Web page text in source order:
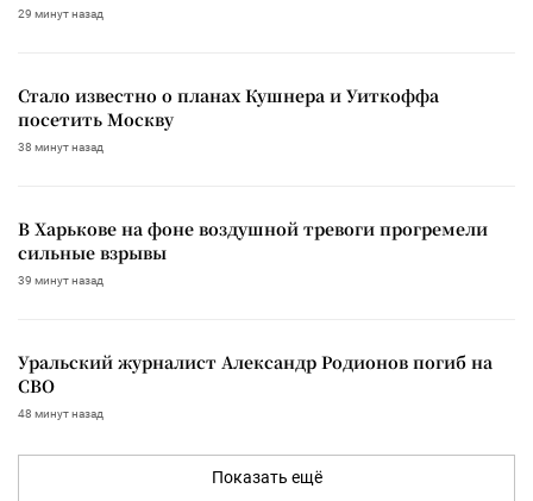
29 минут назад
Стало известно о планах Кушнера и Уиткоффа
посетить Москву
38 минут назад
В Харькове на фоне воздушной тревоги прогремели
сильные взрывы
39 минут назад
Уральский журналист Александр Родионов погиб на
СВО
48 минут назад
Показать ещё